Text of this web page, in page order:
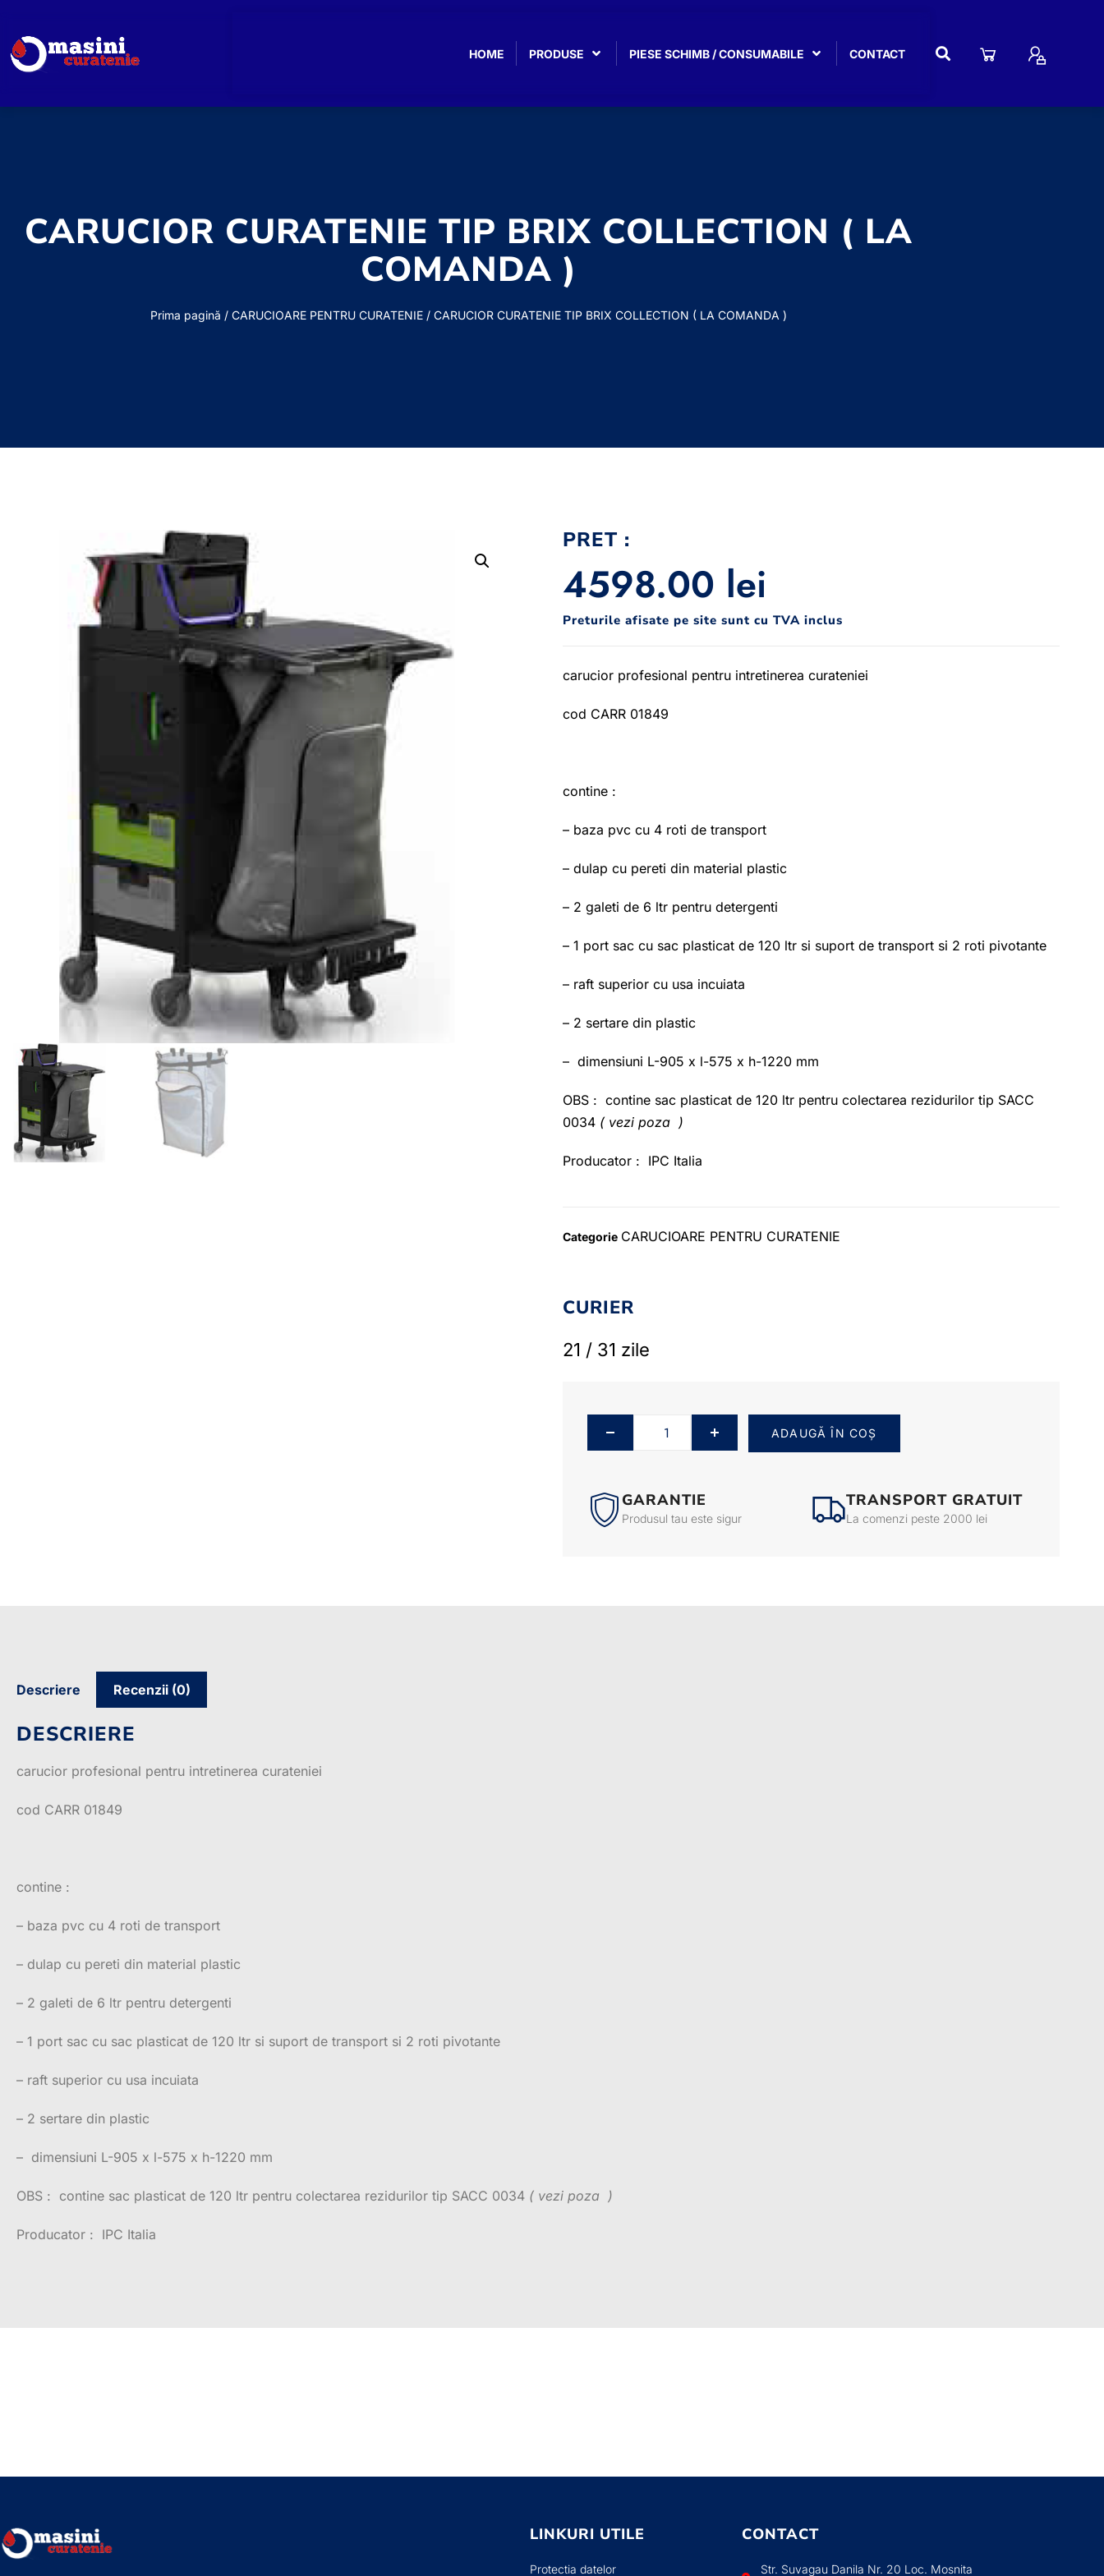
HOME PRODUSE PIESE SCHIMB / CONSUMABILE CONTACT
CARUCIOR CURATENIE TIP BRIX COLLECTION ( LA
COMANDA )
Prima pagină / CARUCIOARE PENTRU CURATENIE/ CARUCIOR CURATENIE TIP BRIX COLLECTION ( LA COMANDA )
PRET :
4598.00 lei
Preturile afisate pe site sunt cu TVA inclus
carucior profesional pentru intretinerea curateniei
cod CARR 01849
contine :
– baza pvc cu 4 roti de transport
– dulap cu pereti din material plastic
– 2 galeti de 6 ltr pentru detergenti
– 1 port sac cu sac plasticat de 120 ltr si suport de transport si 2 roti pivotante
– raft superior cu usa incuiata
– 2 sertare din plastic
– dimensiuni L-905 x l-575 x h-1220 mm
OBS : contine sac plasticat de 120 ltr pentru colectarea rezidurilor tip SACC
0034 ( vezi poza )
Producator : IPC Italia
Categorie CARUCIOARE PENTRU CURATENIE
CURIER
21 / 31 zile
ADAUGĂ ÎN COȘ
GARANTIE
Produsul tau este sigur
TRANSPORT GRATUIT
La comenzi peste 2000 lei
Descriere Recenzii (0)
DESCRIERE
carucior profesional pentru intretinerea curateniei
cod CARR 01849
contine :
– baza pvc cu 4 roti de transport
– dulap cu pereti din material plastic
– 2 galeti de 6 ltr pentru detergenti
– 1 port sac cu sac plasticat de 120 ltr si suport de transport si 2 roti pivotante
– raft superior cu usa incuiata
– 2 sertare din plastic
– dimensiuni L-905 x l-575 x h-1220 mm
OBS : contine sac plasticat de 120 ltr pentru colectarea rezidurilor tip SACC 0034 ( vezi poza )
Producator : IPC Italia
LINKURI UTILE
Protectia datelor
CONTACT
Str. Suvagau Danila Nr. 20 Loc. Mosnita